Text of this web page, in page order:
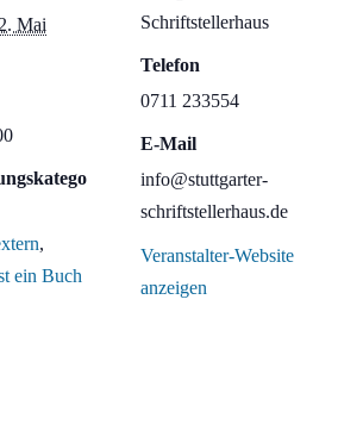
Mai
,
ein Buch
Schriftstellerhaus
Telefon
0711 233554
E-Mail
info@stuttgarter-
schriftstellerhaus.de
Veranstalter-Website
anzeigen